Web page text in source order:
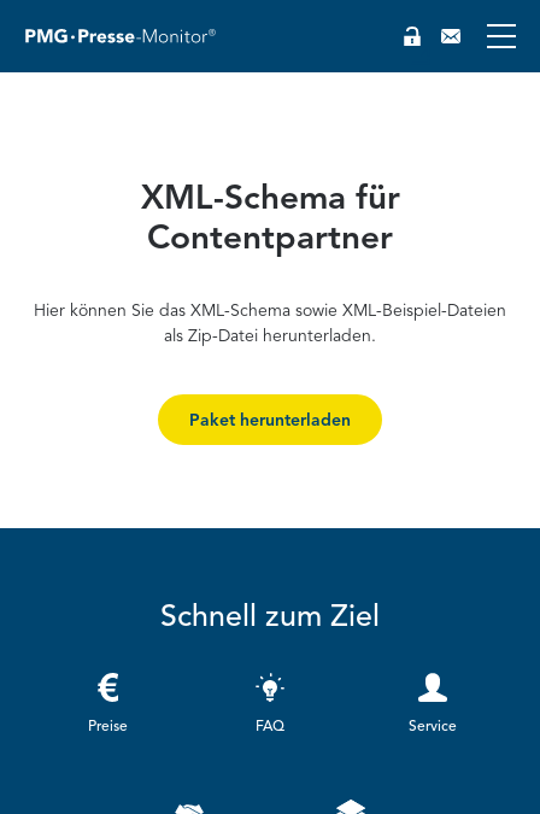
XML-Schema für
Contentpartner
Hier können Sie das XML-Schema sowie XML-Beispiel-Dateien
als Zip-Datei herunterladen.
Paket herunterladen
Schnell zum Ziel
Preise FAQ Service